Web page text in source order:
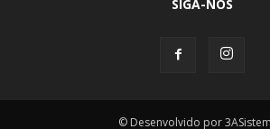
SIGA-NOS
© Desenvolvido por